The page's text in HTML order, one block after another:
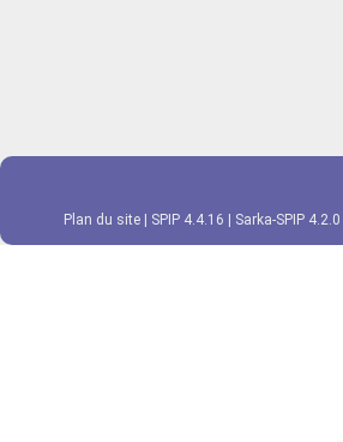
Plan du site SPIP 4.4.16 Sarka-SPIP 4.2.0